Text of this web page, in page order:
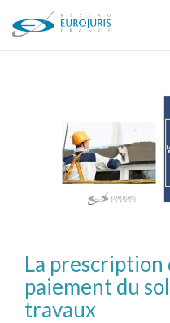
La prescription
paiement du
travaux